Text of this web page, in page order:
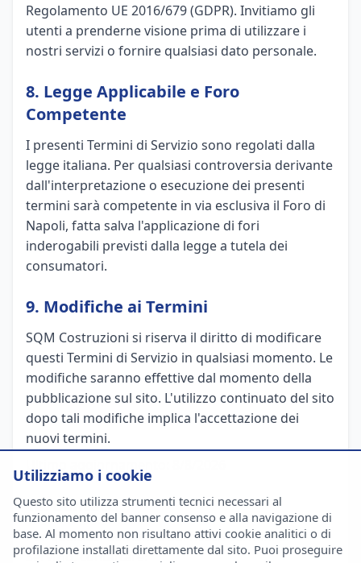
Regolamento UE 2016/679 (GDPR). Invitiamo gli
utenti a prenderne visione prima di utilizzare i
nostri servizi o fornire qualsiasi dato personale.
8. Legge Applicabile e Foro
Competente
I presenti Termini di Servizio sono regolati dalla
legge italiana. Per qualsiasi controversia derivante
dall'interpretazione o esecuzione dei presenti
termini sarà competente in via esclusiva il Foro di
Napoli, fatta salva l'applicazione di fori
inderogabili previsti dalla legge a tutela dei
consumatori.
9. Modifiche ai Termini
SQM Costruzioni si riserva il diritto di modificare
questi Termini di Servizio in qualsiasi momento. Le
modifiche saranno effettive dal momento della
pubblicazione sul sito. L'utilizzo continuato del sito
dopo tali modifiche implica l'accettazione dei
nuovi termini.
10. Contatti
Per qualsiasi domanda sui nostri Termini di
Servizio, contattare:
Utilizziamo i cookie
Questo sito utilizza strumenti tecnici necessari al
funzionamento del banner consenso e alla navigazione di
base. Al momento non risultano attivi cookie analitici o di
profilazione installati direttamente dal sito. Puoi proseguire